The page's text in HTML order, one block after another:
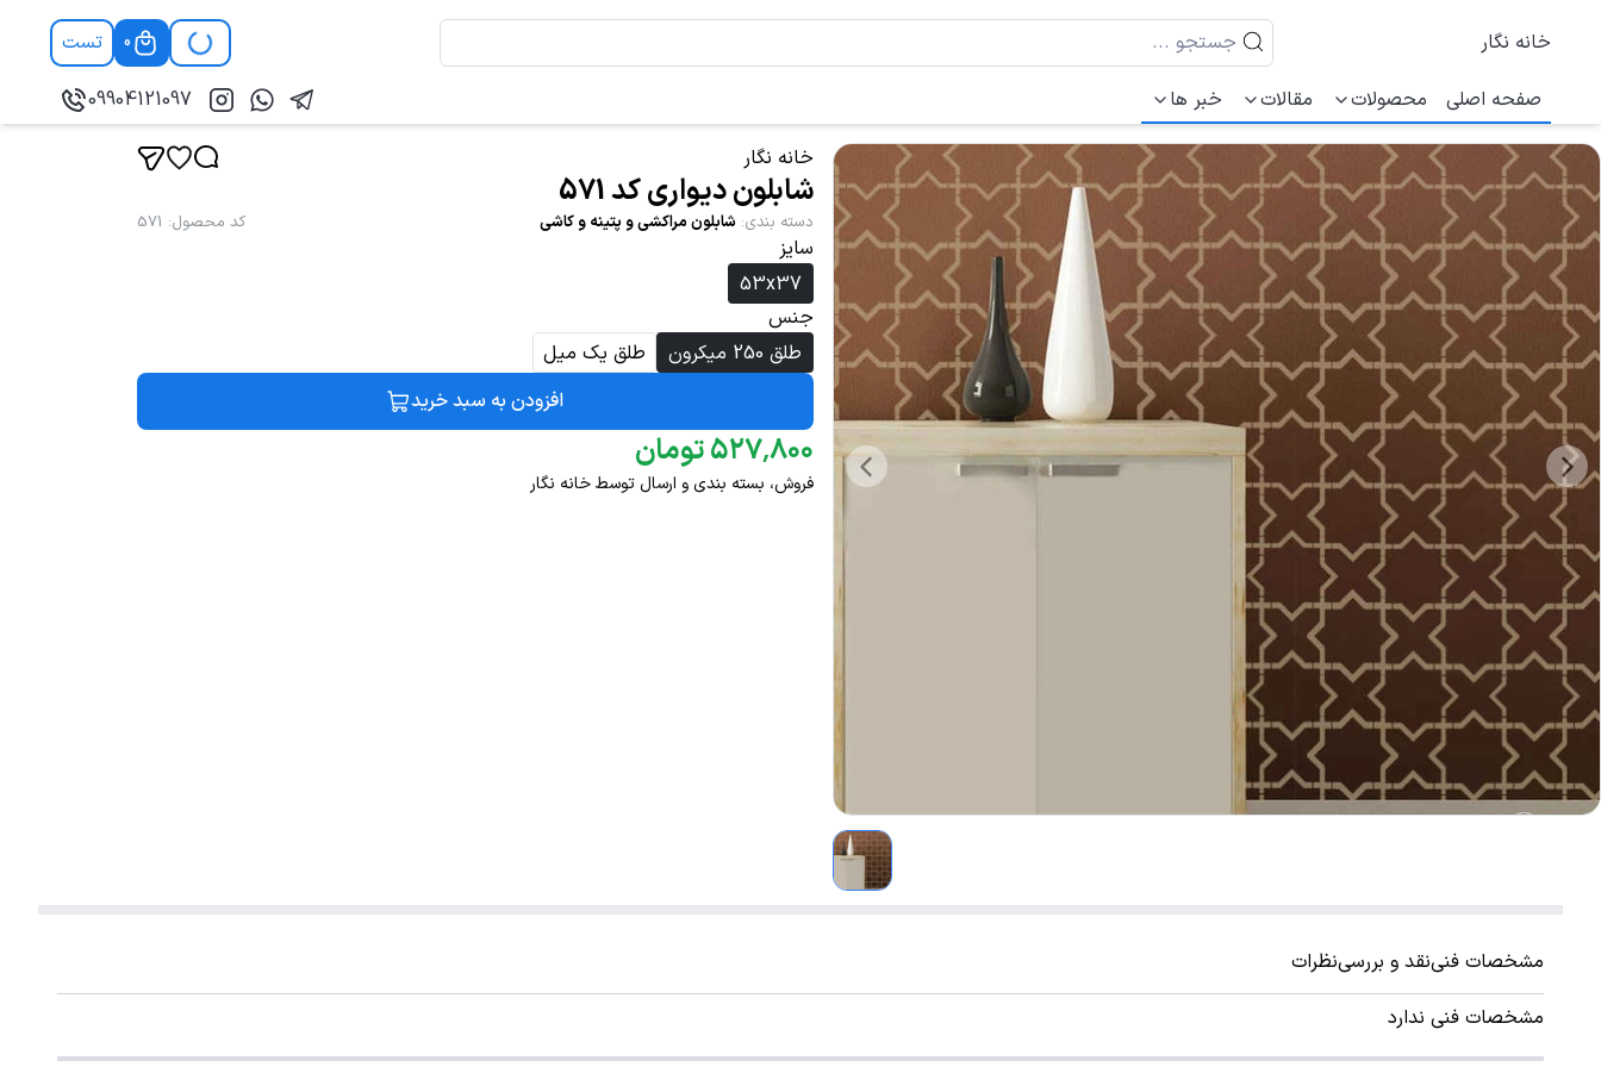
خانه نگار 0
تست
صفحه اصلی
محصولات مقالات خبر ها 09904121097
خانه نگار
شابلون دیواری کد 571
دسته بندی: شابلون مراکشی و پتینه و کاشی کد محصول:
571
سایز
53x37
جنس
طلق 250 میکرون
طلق یک میل
افزودن به سبد خرید
۵۲۷٬۸۰۰ تومان
فروش، بسته بندی و ارسال توسط خانه نگار
مشخصات فنینقد و بررسینظرات
مشخصات فنی ندارد